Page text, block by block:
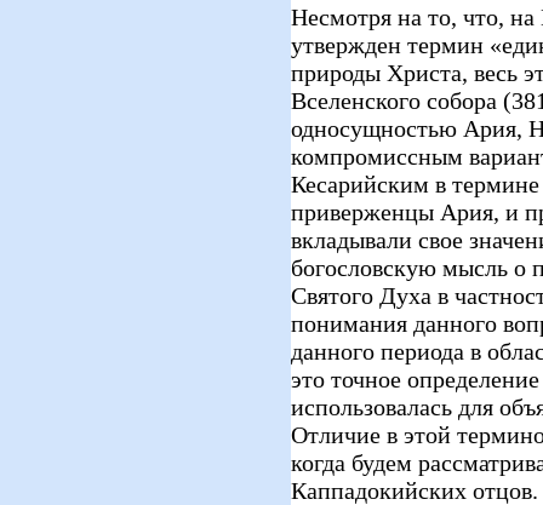
Несмотря на то, что,
утвержден термин
природы Христа, весь
Вселенского собора
односущностью Ария,
компромиссным
Кесарийским в
приверженцы Ария, и
вкладывали свое
богословскую мысль о
Святого Духа в
понимания данного
данного периода в
это точное
использовалась для
Отличие в этой
когда будем
Каппадокийских отцов.